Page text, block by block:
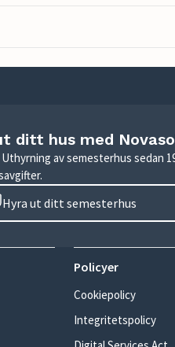
ditt hus med
av semesterhus sedan
Hyra ut ditt semesterhus
Policyer
Cookiepolicy
Integritetspolicy